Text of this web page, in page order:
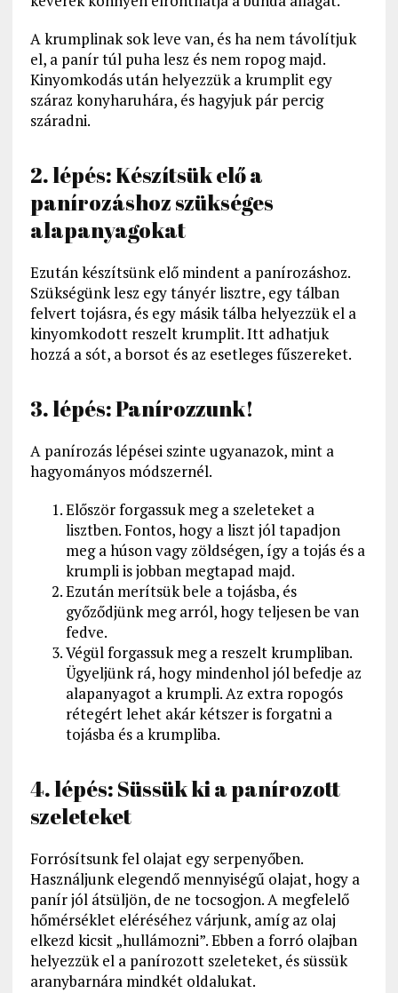
A krumplinak sok leve van, és ha nem távolítjuk
el, a panír túl puha lesz és nem ropog majd.
Kinyomkodás után helyezzük a krumplit egy
száraz konyharuhára, és hagyjuk pár percig
száradni.
2. lépés: Készítsük elő a
panírozáshoz szükséges
alapanyagokat
Ezután készítsünk elő mindent a panírozáshoz.
Szükségünk lesz egy tányér lisztre, egy tálban
felvert tojásra, és egy másik tálba helyezzük el a
kinyomkodott reszelt krumplit. Itt adhatjuk
hozzá a sót, a borsot és az esetleges fűszereket.
3. lépés: Panírozzunk!
A panírozás lépései szinte ugyanazok, mint a
hagyományos módszernél.
Először forgassuk meg a szeleteket a
lisztben. Fontos, hogy a liszt jól tapadjon
meg a húson vagy zöldségen, így a tojás és a
krumpli is jobban megtapad majd.
Ezután merítsük bele a tojásba, és
győződjünk meg arról, hogy teljesen be van
fedve.
Végül forgassuk meg a reszelt krumpliban.
Ügyeljünk rá, hogy mindenhol jól befedje az
alapanyagot a krumpli. Az extra ropogós
rétegért lehet akár kétszer is forgatni a
tojásba és a krumpliba.
4. lépés: Süssük ki a panírozott
szeleteket
Forrósítsunk fel olajat egy serpenyőben.
Használjunk elegendő mennyiségű olajat, hogy a
panír jól átsüljön, de ne tocsogjon. A megfelelő
hőmérséklet eléréséhez várjunk, amíg az olaj
elkezd kicsit „hullámozni”. Ebben a forró olajban
helyezzük el a panírozott szeleteket, és süssük
aranybarnára mindkét oldalukat.